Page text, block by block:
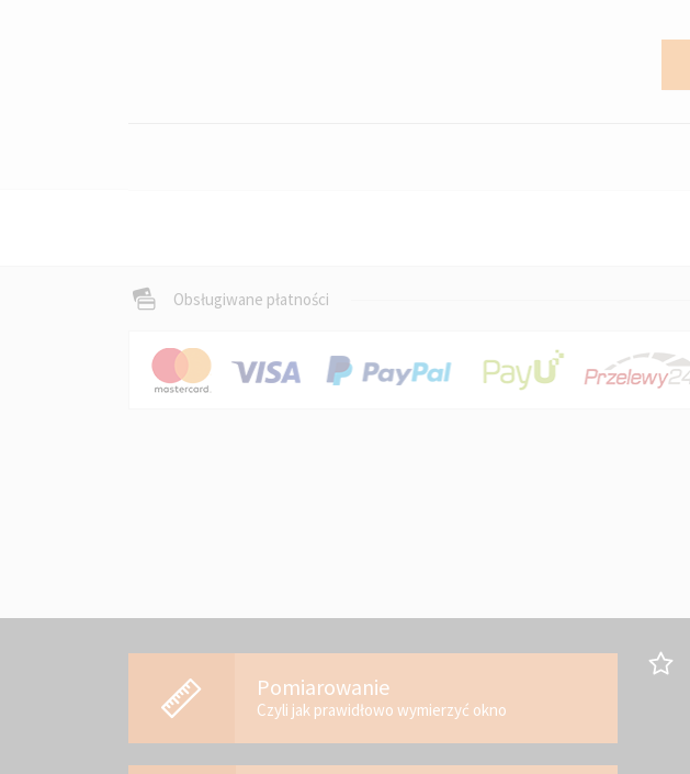
Obsługiwane płatności
Pomiarowanie
Czyli jak prawidłowo wymierzyć okno